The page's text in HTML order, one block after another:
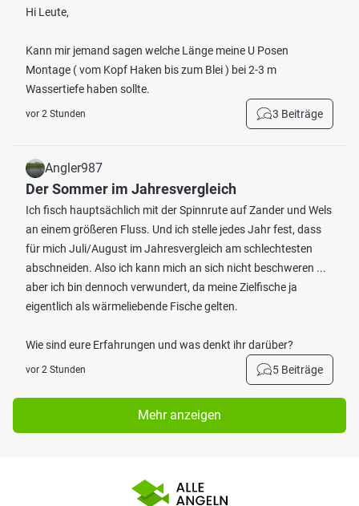
Hi Leute,
Kann mir jemand sagen welche Länge meine U Posen
Montage ( vom Kopf Haken bis zum Blei ) bei 2-3 m
Wassertiefe haben sollte.
vor 2 Stunden 3 Beiträge
Angler987
Der Sommer im Jahresvergleich
Ich fisch hauptsächlich mit der Spinnrute auf Zander und Wels
an einem größeren Fluss. Und ich stelle jedes Jahr fest, dass
für mich Juli/August im Jahresvergleich am schlechtesten
abschneiden. Also ich kann mich an sich nicht beschweren ...
aber ich bin dennoch verwundert, da meine Zielfische ja
eigentlich als wärmeliebende Fische gelten.
Wie sind eure Erfahrungen und was denkt ihr darüber?
vor 2 Stunden 5 Beiträge
Mehr anzeigen